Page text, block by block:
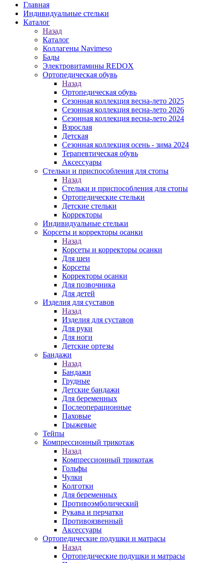
Главная
Индивидуальные стельки
Каталог
Назад
Каталог
Коллагены Navimeso
Бады
Электровитамины REDOX
Ортопедическая обувь
Назад
Ортопедическая обувь
Сезонная коллекция весна-лето 2025
Сезонная коллекция весна-лето 2026
Сезонная коллекция весна-лето 2024
Взрослая
Детская
Сезонная коллекция осень - зима 2024
Терапевтическая обувь
Аксессуары
Стельки и приспособления для стопы
Назад
Стельки и приспособления для стопы
Ортопедические стельки
Детские стельки
Корректоры
Индивидуальные стельки
Корсеты и корректоры осанки
Назад
Корсеты и корректоры осанки
Для шеи
Корсеты
Корректоры осанки
Для позвочника
Для детей
Изделия для суставов
Назад
Изделия для суставов
Для руки
Для ноги
Детские ортезы
Бандажи
Назад
Бандажи
Грудные
Детские бандажи
Для беременных
Послеоперационные
Паховые
Грыжевые
Тейпы
Компрессионный трикотаж
Назад
Компрессионный трикотаж
Гольфы
Чулки
Колготки
Для беременных
Противоэмболический
Рукава и перчатки
Противоязвенный
Аксессуары
Ортопедические подушки и матрасы
Назад
Ортопедические подушки и матрасы